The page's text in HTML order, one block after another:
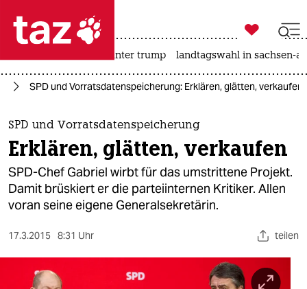
 taz zahl ich
taz zahl ich
themen
politik
öko
gesellschaft
sport

taz zahl ich
usa unter trump landtagswahl in sachsen-
SPD und Vorratsdatenspeicherung: Erklären, glätten, verkaufen
SPD und Vorratsdatenspeicherung
Erklären, glätten, verkaufen
SPD-Chef Gabriel wirbt für das umstrittene Projekt.
Damit brüskiert er die parteiinternen Kritiker. Allen
voran seine eigene Generalsekretärin.
17.3.2015 8:31 Uhr teilen